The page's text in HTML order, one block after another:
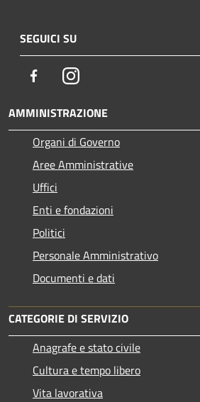
SEGUICI SU
FacebookInstagram
AMMINISTRAZIONE
Organi di Governo
Aree Amministrative
Uffici
Enti e fondazioni
Politici
Personale Amministrativo
Documenti e dati
CATEGORIE DI SERVIZIO
Anagrafe e stato civile
Cultura e tempo libero
Vita lavorativa